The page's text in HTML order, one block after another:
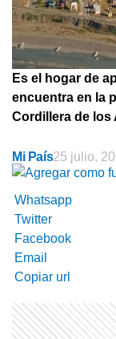
Es el hogar de
encuentra en la
Cordillera de los
Mi País25 julio,
Whatsapp
Twitter
Facebook
Email
Copiar url